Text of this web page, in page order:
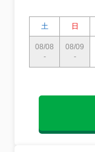
土 日
08/08
-
08/09
-